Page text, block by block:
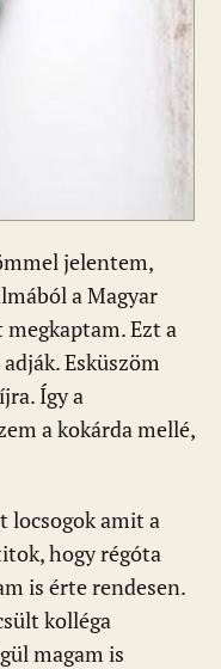
jelentem,
a Magyar
Ezt a
Esküszöm
Így a
a kokárda mellé,
locsogok amit a
hogy régóta
is érte rendesen.
kolléga
magam is